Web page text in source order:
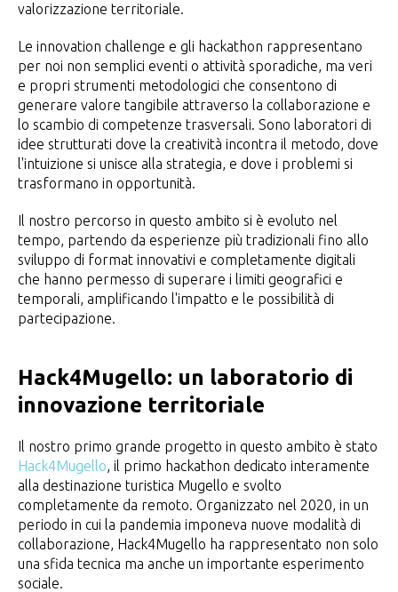
valorizzazione territoriale.
Le innovation challenge e gli hackathon rappresentano
per noi non semplici eventi o attività sporadiche, ma veri
e propri strumenti metodologici che consentono di
generare valore tangibile attraverso la collaborazione e
lo scambio di competenze trasversali. Sono laboratori di
idee strutturati dove la creatività incontra il metodo, dove
l'intuizione si unisce alla strategia, e dove i problemi si
trasformano in opportunità.
Il nostro percorso in questo ambito si è evoluto nel
tempo, partendo da esperienze più tradizionali fino allo
sviluppo di format innovativi e completamente digitali
che hanno permesso di superare i limiti geografici e
temporali, amplificando l'impatto e le possibilità di
partecipazione.
Hack4Mugello: un laboratorio di
innovazione territoriale
Il nostro primo grande progetto in questo ambito è stato
Hack4Mugello, il primo hackathon dedicato interamente
alla destinazione turistica Mugello e svolto
completamente da remoto. Organizzato nel 2020, in un
periodo in cui la pandemia imponeva nuove modalità di
collaborazione, Hack4Mugello ha rappresentato non solo
una sfida tecnica ma anche un importante esperimento
sociale.